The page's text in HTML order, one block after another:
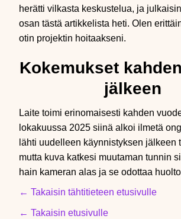
herätti vilkasta keskustelua, ja
osan tästä artikkelista heti. Olen
otin projektin hoitaakseni.
Kokemukset
jälkeen
Laite toimi erinomaisesti kahden
lokakuussa 2025 siinä alkoi ilmetä
lähti uudelleen käynnistyksen jälkeen
mutta kuva katkesi muutaman tunnin
hain kameran alas ja se odottaa
← Takaisin tähtitieteen etusivulle
← Takaisin etusivulle